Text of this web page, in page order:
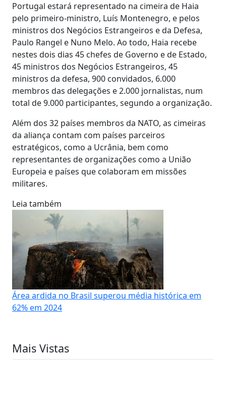
Portugal estará representado na cimeira de Haia
pelo primeiro-ministro, Luís Montenegro, e pelos
ministros dos Negócios Estrangeiros e da Defesa,
Paulo Rangel e Nuno Melo. Ao todo, Haia recebe
nestes dois dias 45 chefes de Governo e de Estado,
45 ministros dos Negócios Estrangeiros, 45
ministros da defesa, 900 convidados, 6.000
membros das delegações e 2.000 jornalistas, num
total de 9.000 participantes, segundo a organização.
Além dos 32 países membros da NATO, as cimeiras
da aliança contam com países parceiros
estratégicos, como a Ucrânia, bem como
representantes de organizações como a União
Europeia e países que colaboram em missões
militares.
Leia também
Área ardida no Brasil superou média histórica em
62% em 2024
Mais Vistas